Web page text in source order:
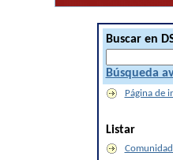
Buscar en
Búsqueda
Página de
Listar